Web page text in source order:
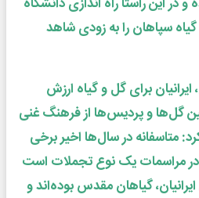
گیاه سپاهان را به زودی شاهد
ایرانیان برای گل و گیاه ارزش
گل‌ها و پردیس‌ها از فرهنگ غنی
متاسفانه در سال‌ها اخیر برخی
مراسمات یک نوع تجملات است
گیاهان مقدس بوده‌اند و